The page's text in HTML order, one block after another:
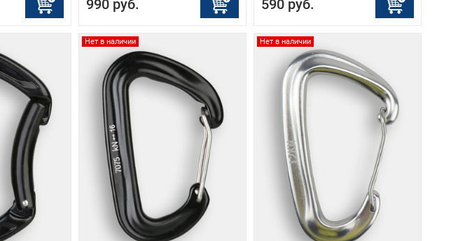
990 руб. 590 руб.
Нет в наличии Нет в наличии